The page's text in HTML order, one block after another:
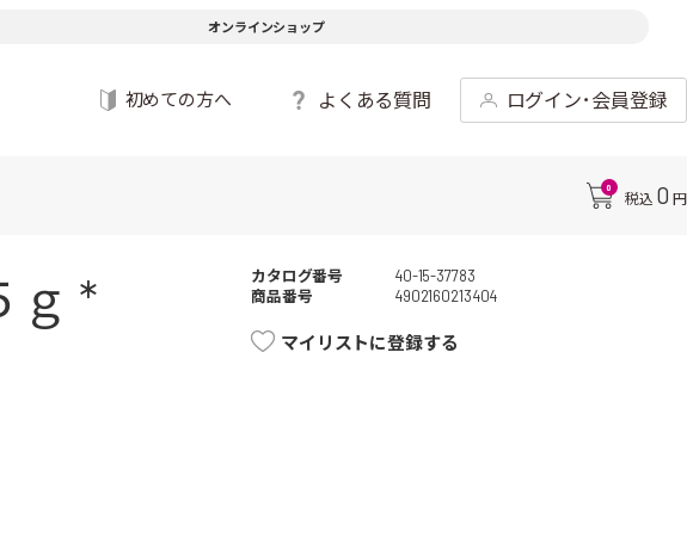
オンラインショップ
初めての方へ よくある質問 ログイン･会員登録
0
税込 0 円
* カタログ番号
40-15-37783
商品番号
4902160213404
マイリストに登録する